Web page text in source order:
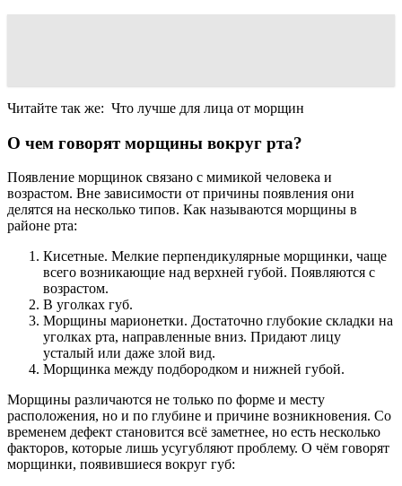
Читайте так же: Что лучше для лица от морщин
О чем говорят морщины вокруг рта?
Появление морщинок связано с мимикой человека и
возрастом. Вне зависимости от причины появления они
делятся на несколько типов. Как называются морщины в
районе рта:
Кисетные. Мелкие перпендикулярные морщинки, чаще
всего возникающие над верхней губой. Появляются с
возрастом.
В уголках губ.
Морщины марионетки. Достаточно глубокие складки на
уголках рта, направленные вниз. Придают лицу
усталый или даже злой вид.
Морщинка между подбородком и нижней губой.
Морщины различаются не только по форме и месту
расположения, но и по глубине и причине возникновения. Со
временем дефект становится всё заметнее, но есть несколько
факторов, которые лишь усугубляют проблему. О чём говорят
морщинки, появившиеся вокруг губ: